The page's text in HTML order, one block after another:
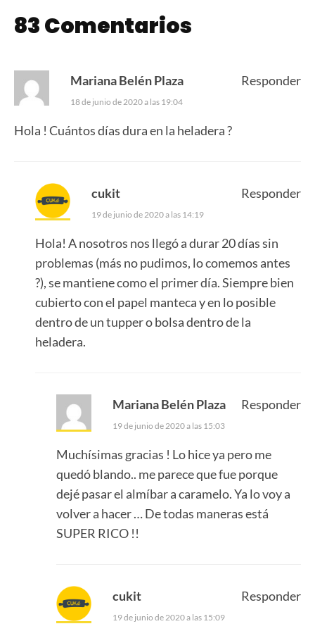
83 Comentarios
Mariana Belén Plaza
18 de junio de 2020 a las 19:04
Hola ! Cuántos días dura en la heladera ?
Responder
cukit
19 de junio de 2020 a las 14:19
Hola! A nosotros nos llegó a durar 20 días sin
problemas (más no pudimos, lo comemos antes
?), se mantiene como el primer día. Siempre bien
cubierto con el papel manteca y en lo posible
dentro de un tupper o bolsa dentro de la
heladera.
Responder
Mariana Belén Plaza
19 de junio de 2020 a las 15:03
Muchísimas gracias ! Lo hice ya pero me
quedó blando.. me parece que fue porque
dejé pasar el almíbar a caramelo. Ya lo voy a
volver a hacer … De todas maneras está
SUPER RICO !!
Responder
cukit
19 de junio de 2020 a las 15:09
Responder